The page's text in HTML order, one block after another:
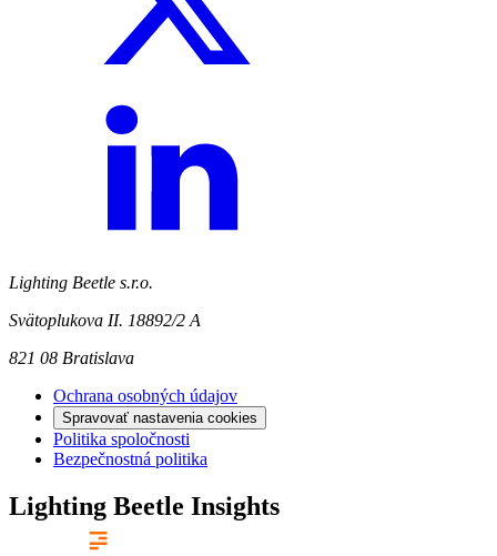
Lighting Beetle s.r.o.
Svätoplukova II. 18892/2 A
821 08 Bratislava
Ochrana osobných údajov
Spravovať nastavenia cookies
Politika spoločnosti
Bezpečnostná politika
Lighting Beetle Insights